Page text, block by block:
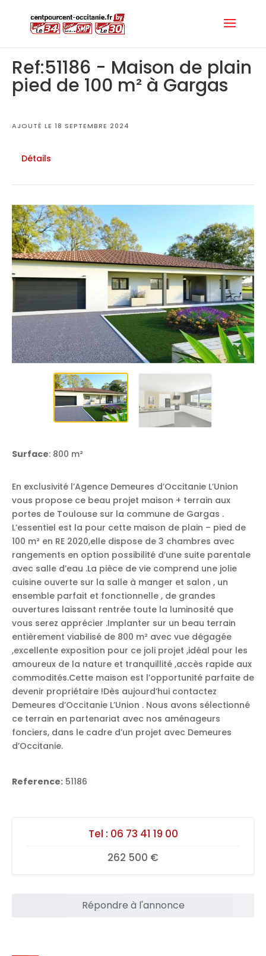
Ref:51186 - Maison de plain
pied de 100 m² à Gargas
AJOUTÉ LE 18 SEPTEMBRE 2024
Détails
Surface: 800 m²
En exclusivité l’Agence Demeures d’Occitanie L’Union
vous propose ce beau projet maison + terrain aux
portes de Toulouse sur la commune de Gargas .
L’essentiel est la pour cette maison de plain – pied de
100 m² en RE 2020,elle dispose de 3 chambres avec
rangements en option possibilité d’une suite parentale
avec salle d’eau .La pièce de vie comprend une jolie
cuisine ouverte sur la salle à manger et salon , un
ensemble parfait et fonctionnelle , de grandes
ouvertures laissant rentrée toute la luminosité que
vous serez apprécier .Implanter sur un beau terrain
entièrement viabilisé de 800 m² avec vue dégagée
,excellente exposition pour ce joli projet ,idéal pour les
amoureux de la nature et tranquillité ,accès rapide aux
commodités.Cette maison est l’opportunité parfaite de
devenir propriétaire !Dès aujourd’hui contactez
Demeures d’Occitanie L’Union . Nous avons sélectionné
ce terrain en partenariat avec nos aménageurs
fonciers, dans le cadre d’un projet avec Demeures
d’Occitanie.
Reference: 51186
Tel : 06 73 41 19 00
262 500 €
Répondre à l'annonce